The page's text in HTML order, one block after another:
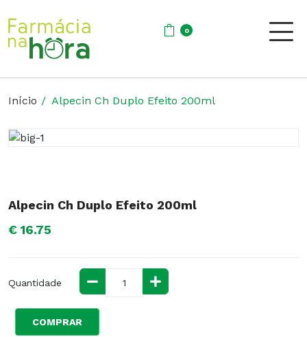
0
Início Alpecin Ch Duplo Efeito 200ml
Alpecin Ch Duplo Efeito 200ml
€ 16.75
Quantidade
COMPRAR